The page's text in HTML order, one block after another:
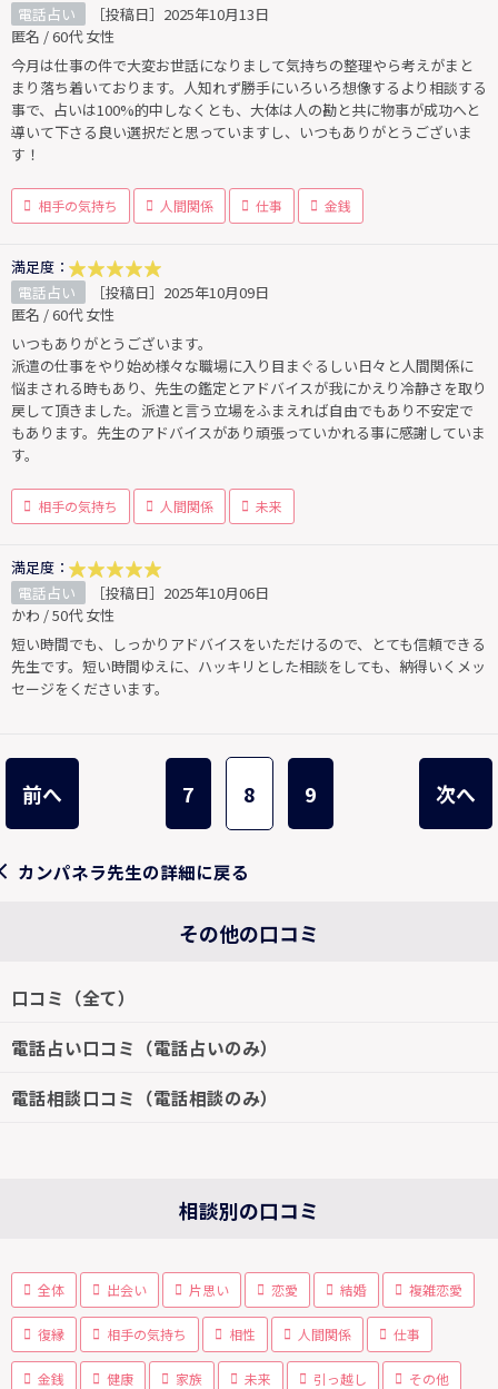
電話占い
［投稿日］2025年10月13日
匿名 / 60代 女性
今月は仕事の件で大変お世話になりまして気持ちの整理やら考えがまと
まり落ち着いております。人知れず勝手にいろいろ想像するより相談する
事で、占いは100%的中しなくとも、大体は人の勘と共に物事が成功へと
導いて下さる良い選択だと思っていますし、いつもありがとうございま
す！
相手の気持ち 人間関係 仕事 金銭
満足度：
電話占い
［投稿日］2025年10月09日
匿名 / 60代 女性
いつもありがとうございます。
派遣の仕事をやり始め様々な職場に入り目まぐるしい日々と人間関係に
悩まされる時もあり、先生の鑑定とアドバイスが我にかえり冷静さを取り
戻して頂きました。派遣と言う立場をふまえれば自由でもあり不安定で
もあります。先生のアドバイスがあり頑張っていかれる事に感謝していま
す。
相手の気持ち 人間関係 未来
満足度：
電話占い
［投稿日］2025年10月06日
かわ / 50代 女性
短い時間でも、しっかりアドバイスをいただけるので、とても信頼できる
先生です。短い時間ゆえに、ハッキリとした相談をしても、納得いくメッ
セージをくださいます。
前へ 7 8 9 次へ
カンパネラ先生の詳細に戻る
その他の口コミ
口コミ（全て）
電話占い口コミ（電話占いのみ）
電話相談口コミ（電話相談のみ）
相談別の口コミ
全体 出会い 片思い 恋愛 結婚 複雑恋愛
復縁 相手の気持ち 相性 人間関係 仕事
金銭 健康 家族 未来 引っ越し その他